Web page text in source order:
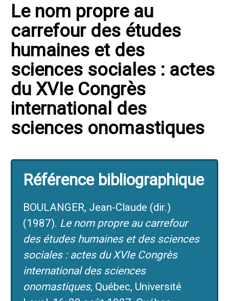
Le nom propre au
carrefour des études
humaines et des
sciences sociales : actes
du XVIe Congrès
international des
sciences onomastiques
Référence bibliographique
BOULANGER, Jean-Claude (dir.)
(1987). Le nom propre au carrefour
des études humaines et des sciences
sociales : actes du XVIe Congrès
international des sciences
onomastiques, Québec, Université